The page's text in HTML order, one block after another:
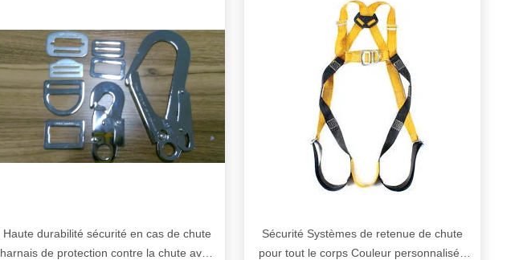
Haute durabilité sécurité en cas de chute
harnais de protection contre la chute avec
Sécurité Systèmes de retenue de chute
pour tout le corps Couleur personnalisée